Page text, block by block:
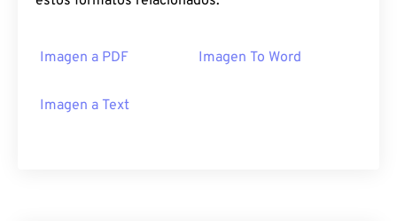
Imagen a PDF Imagen To Word
Imagen a Text